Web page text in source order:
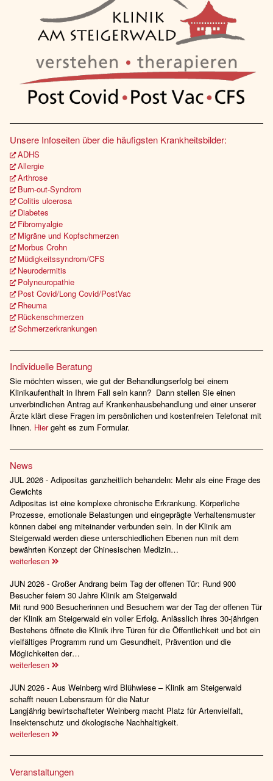
Unsere Infoseiten über die häufigsten Krankheitsbilder:
ADHS
Allergie
Arthrose
Burn-out-Syndrom
Colitis ulcerosa
Diabetes
Fibromyalgie
Migräne und Kopfschmerzen
Morbus Crohn
Müdigkeitssyndrom/CFS
Neurodermitis
Polyneuropathie
Post Covid/Long Covid/PostVac
Rheuma
Rückenschmerzen
Schmerzerkrankungen
Individuelle Beratung
Sie möchten wissen, wie gut der Behandlungserfolg bei einem
Klinikaufenthalt in Ihrem Fall sein kann? Dann stellen Sie einen
unverbindlichen Antrag auf Krankenhausbehandlung und einer unserer
Ärzte klärt diese Fragen im persönlichen und kostenfreien Telefonat mit
Ihnen. Hiergeht es zum Formular.
News
JUL 2026 - Adipositas ganzheitlich behandeln: Mehr als eine Frage des
Gewichts
Adipositas ist eine komplexe chronische Erkrankung. Körperliche
Prozesse, emotionale Belastungen und eingeprägte Verhaltensmuster
können dabei eng miteinander verbunden sein. In der Klinik am
Steigerwald werden diese unterschiedlichen Ebenen nun mit dem
bewährten Konzept der Chinesischen Medizin…
weiterlesen
JUN 2026 - Großer Andrang beim Tag der offenen Tür: Rund 900
Besucher feiern 30 Jahre Klinik am Steigerwald
Mit rund 900 Besucherinnen und Besuchern war der Tag der offenen Tür
der Klinik am Steigerwald ein voller Erfolg. Anlässlich ihres 30-jährigen
Bestehens öffnete die Klinik ihre Türen für die Öffentlichkeit und bot ein
vielfältiges Programm rund um Gesundheit, Prävention und die
Möglichkeiten der…
weiterlesen
JUN 2026 - Aus Weinberg wird Blühwiese – Klinik am Steigerwald
schafft neuen Lebensraum für die Natur
Langjährig bewirtschafteter Weinberg macht Platz für Artenvielfalt,
Insektenschutz und ökologische Nachhaltigkeit.
weiterlesen
Veranstaltungen